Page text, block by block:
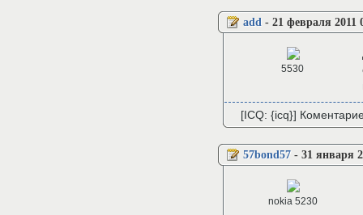
add - 21 февраля 2011
5530
[ICQ: {icq}]
57bond57 - 31 января
nokia 5230